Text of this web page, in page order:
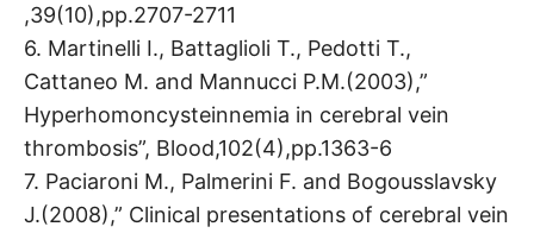
,39(10),pp.2707-2711
6. Martinelli I., Battaglioli T., Pedotti T.,
Cattaneo M. and Mannucci P.M.(2003),”
Hyperhomoncysteinnemia in cerebral vein
thrombosis”, Blood,102(4),pp.1363-6
7. Paciaroni M., Palmerini F. and Bogousslavsky
J.(2008),” Clinical presentations of cerebral vein